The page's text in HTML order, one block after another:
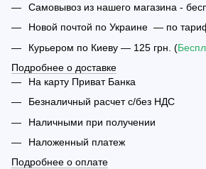
Самовывоз из нашего магазина -
Новой почтой по Украине — по
Курьером по Киеву — 125 грн. (
Подробнее о доставке
На карту Приват Банка
Безналичный расчет с/без НДС
Наличными при получении
Наложенный платеж
Подробнее о оплате